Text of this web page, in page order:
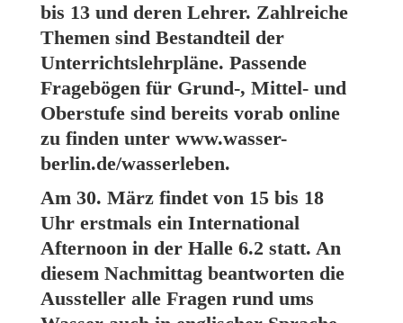
bis 13 und deren Lehrer. Zahlreiche
Themen sind Bestandteil der
Unterrichtslehrpläne. Passende
Fragebögen für Grund-, Mittel- und
Oberstufe sind bereits vorab online
zu finden unter www.wasser-
berlin.de/wasserleben.
Am 30. März findet von 15 bis 18
Uhr erstmals ein International
Afternoon in der Halle 6.2 statt. An
diesem Nachmittag beantworten die
Aussteller alle Fragen rund ums